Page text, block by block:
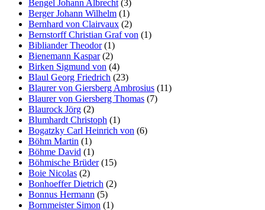
Bengel Johann Albrecht (3)
Berger Johann Wilhelm (1)
Bernhard von Clairvaux (2)
Bernstorff Christian Graf von (1)
Bibliander Theodor(1)
Bienemann Kaspar(2)
Birken Sigmund von (4)
Blaul Georg Friedrich (23)
Blaurer von Giersberg Ambrosius (11)
Blaurer von Giersberg Thomas (7)
Blaurock Jörg (2)
Blumhardt Christoph (1)
Bogatzky Carl Heinrich von (6)
Böhm Martin (1)
Böhme David (1)
Böhmische Brüder(15)
Boie Nicolas (2)
Bonhoeffer Dietrich (2)
Bonnus Hermann (5)
Bornmeister Simon (1)